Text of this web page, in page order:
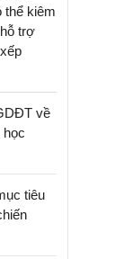
thể kiêm
trợ
về
học
tiêu